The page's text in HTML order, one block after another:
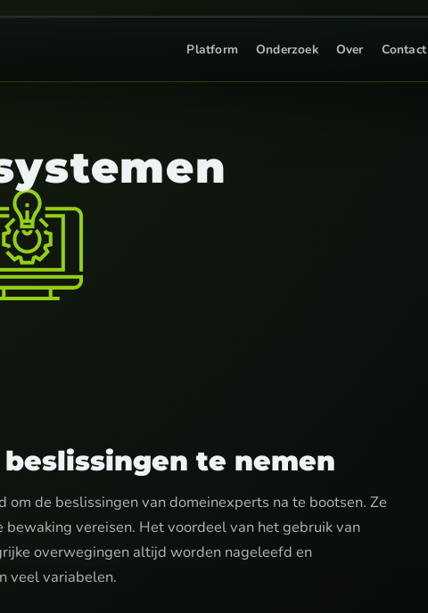
Platform Onderzoek Over Contact
te nemen
de beslissingen van domeinexperts na te bootsen. Ze
vereisen. Het voordeel van het gebruik van
overwegingen altijd worden nageleefd en
veel variabelen.